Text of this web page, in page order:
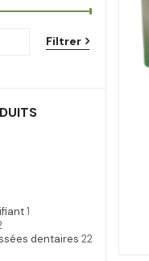
Filtrer
1
dentaires 22